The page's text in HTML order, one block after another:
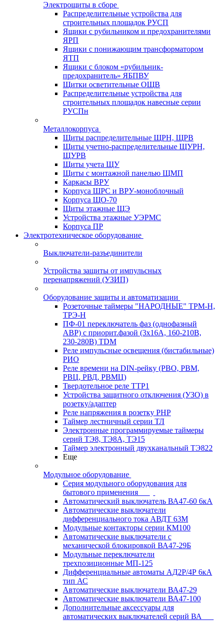
Электрощиты в сборе
Распределительные устройства для
строительных площадок РУСП
Ящики с рубильником и предохранителями
ЯРП
Ящики с понижающим трансформатором
ЯТП
Ящики с блоком «рубильник-
предохранитель» ЯБПВУ
Щитки осветительные ОЩВ
Распределительные устройства для
строительных площадок навесные серии
РУСПн
Металлокорпуса
Щиты распределительные ЩРН, ЩРВ
Щиты учетно-распределительные ЩУРН,
ЩУРВ
Щиты учета ЩУ
Щиты с монтажной панелью ЩМП
Каркасы ВРУ
Корпуса ШРС и ВРУ-моноблочный
Корпуса ЩО-70
Щиты этажные ЩЭ
Устройства этажные УЭРМС
Корпуса ПР
Электротехническое оборудование
Выключатели-разъединители
Устройства защиты от импульсных
перенапряжений (УЗИП)
Оборудование защиты и автоматизации
Розеточные таймеры "НАРОДНЫЕ" ТРМ-Н,
ТРЭ-Н
ПФ-01 переключатель фаз (однофазный
АВР) с приорит.фазой (3х16А, 160-210В,
230-280В) TDM
Реле импульсные освещения (бистабильные)
РИО
Реле времени на DIN-рейку (РВО, РВМ,
РВЦ, РВД, РВМЦ)
Твердотельное реле ТТР1
Устройства защитного отключения (УЗО) в
розетку/адаптер
Реле напряжения в розетку РНР
Таймер лестничный серии ТЛ
Электронные программируемые таймеры
серий ТЭ8, ТЭ8А, ТЭ15
Таймер электронный двухканальный ТЭ822
Еще
Модульное оборудование
Серия модульного оборудования для
бытового применения
Автоматический выключатель ВА47-60 6кА
Автоматические выключатели
дифференциального тока АВДТ 63М
Модульные контакторы серии КМ100
Автоматические выключатели с
механической блокировкой ВА47-29Б
Модульные переключатели
трехпозиционные МП-125
Дифференциальные автоматы АД2Р/4Р 6кА
тип АС
Автоматические выключатели ВА47-29
Автоматические выключатели ВА47-100
Дополнительные аксессуары для
автоматических выключателей серий ВА